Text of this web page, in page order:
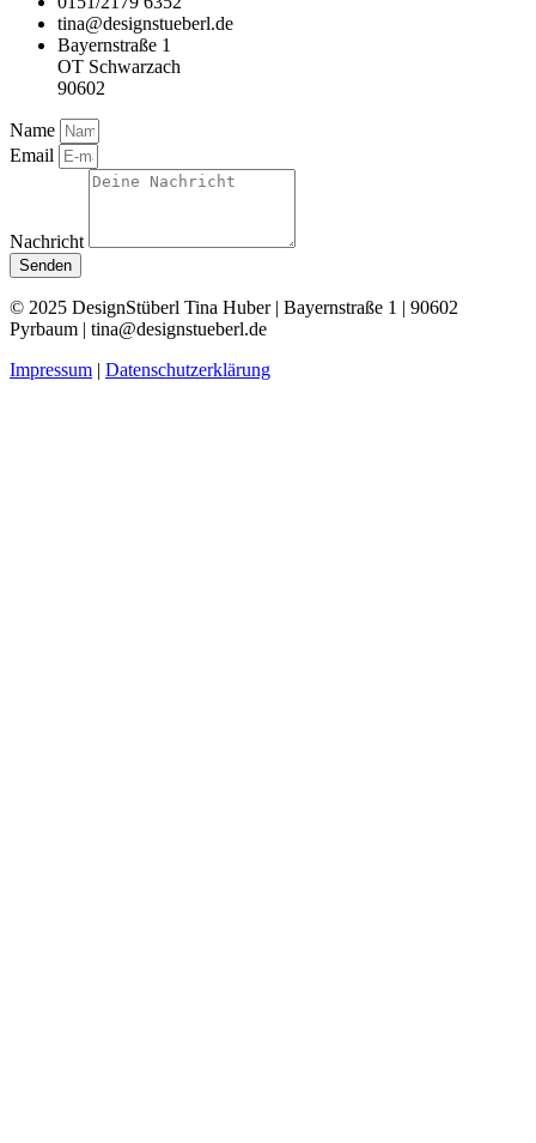
tina@designstueberl.de
Bayernstraße 1
OT Schwarzach
90602
Name
Email
Nachricht
Senden
© 2025 DesignStüberl Tina Huber | Bayernstraße 1 | 90602
Pyrbaum | tina@designstueberl.de
Impressum | Datenschutzerklärung